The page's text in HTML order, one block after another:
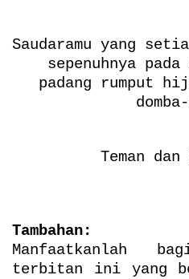
Saudaramu yang
sepenuhnya
padang rumput
Teman dan
Tambahan:
Manfaatkanlah
terbitan ini yang